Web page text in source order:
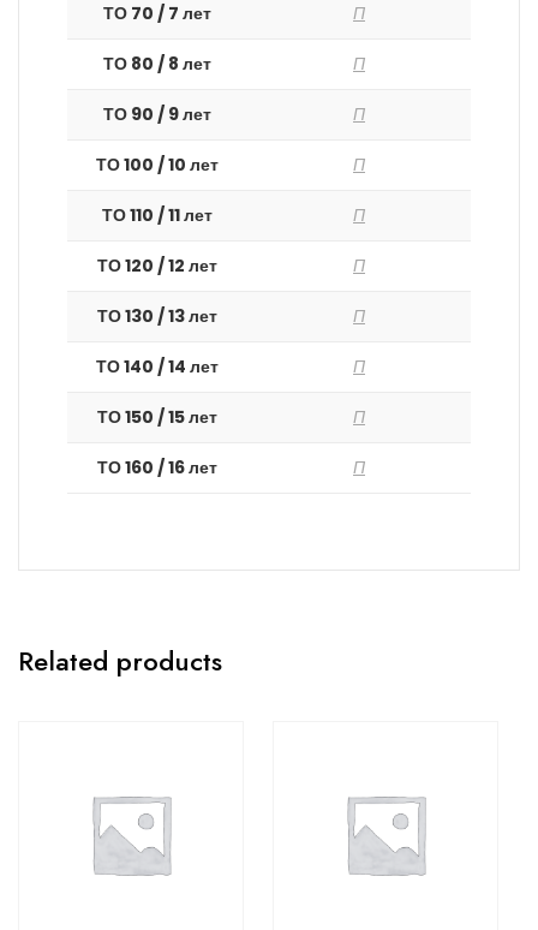
ТО 70 / 7 лет П
ТО 80 / 8 лет П
ТО 90 / 9 лет П
ТО 100 / 10 лет П
ТО 110 / 11 лет П
ТО 120 / 12 лет П
ТО 130 / 13 лет П
ТО 140 / 14 лет П
ТО 150 / 15 лет П
ТО 160 / 16 лет П
Related products